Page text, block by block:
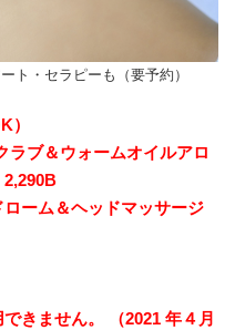
ト・セラピーも（要予約）
）
ブ＆ウォームオイルアロ
ーム＆ヘッドマッサージ
ません。 （2021 年４月